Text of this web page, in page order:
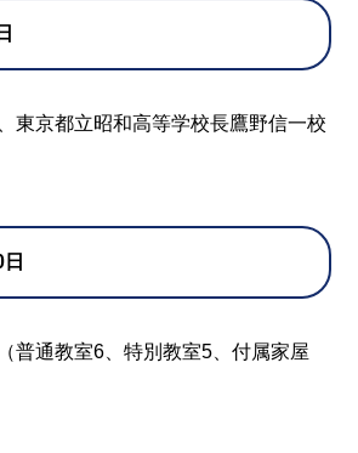
東京都立昭和高等学校長鷹野信一校
普通教室6、特別教室5、付属家屋